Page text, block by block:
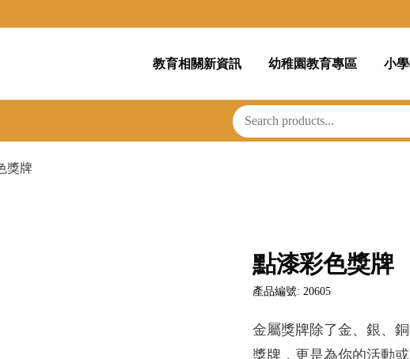
教育相關新資訊 幼稚園教育專區 小
獎牌
點漆彩色獎牌
產品編號: 20605
金屬獎牌除了金、銀、
獎牌，更是為你的活動